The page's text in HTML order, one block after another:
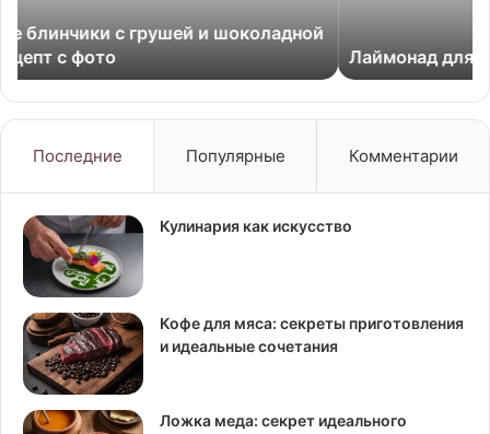
Лаймонад для сифона. Рецепт с фото
Последние Популярные Комментарии
Кулинария как искусство
Кофе для мяса: секреты приготовления
и идеальные сочетания
Ложка меда: секрет идеального